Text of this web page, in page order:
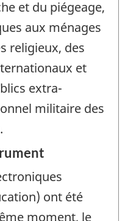
et du piégeage,
aux ménages
religieux, des
et
extra-
militaire des
ont été
moment, le